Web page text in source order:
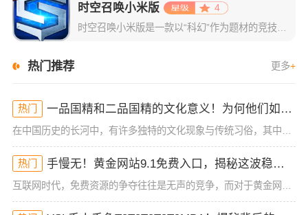
时空召唤小米版
4
热门推荐 更多+
热门 一品国精和二品国精的文化意义！为何他们如此独特？你绝对不知道的深层背景
热门 手慢无！黄金网站9.1免费入口，揭秘这波稳了的福利！